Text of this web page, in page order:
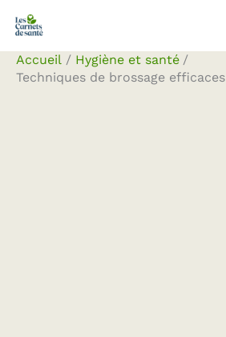
Aller
contenu
Accueil
Hygiène et santé
Techniques de brossage efficaces
Rechercher